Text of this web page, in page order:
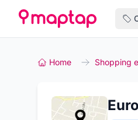
Home Shopping